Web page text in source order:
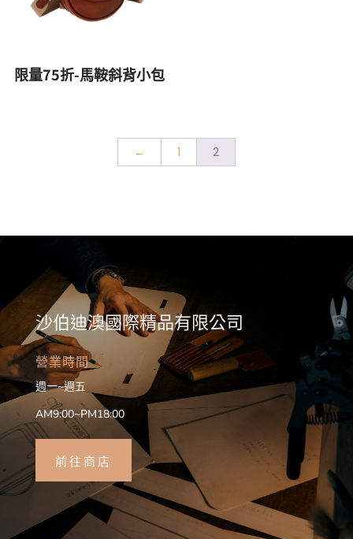
限量75折-馬鞍斜背小包
← 1 2
沙伯迪澳國際精品有限公司
營業時間
週一~週五
AM9:00~PM18:00
前往商店